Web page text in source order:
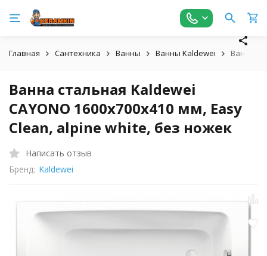
Главная Сантехника Ванны Ванны Kaldewei Ванна
Ванна стальная Kaldewei
CAYONO 1600х700х410 мм, Easy
Clean, alpine white, без ножек
Написать отзыв
Бренд: Kaldewei